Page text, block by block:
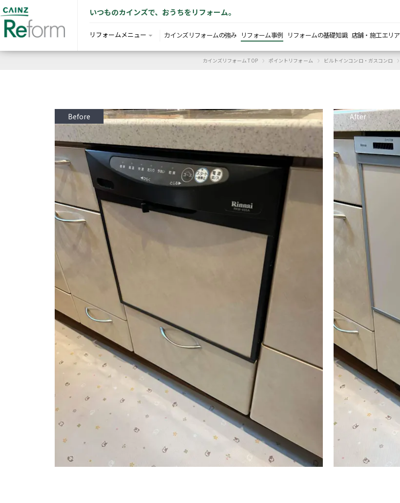
いつものカインズで、おうちをリフォーム。
リフォームメニュー カインズリフォームの強み リフォーム事例 リフォームの基礎知識 店舗・施工エリア
カインズリフォーム TOP › ポイントリフォーム › ビルトインコンロ・ガスコンロ ›
Before After